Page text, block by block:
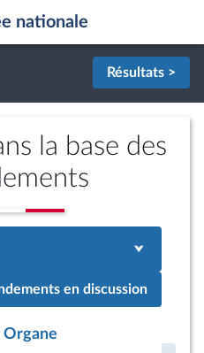
nationale
Résultats >
la base des
en discussion
Organe